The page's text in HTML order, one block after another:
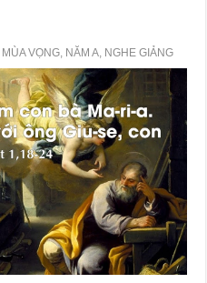
MÙA VỌNG NĂM A NGHE GIẢNG